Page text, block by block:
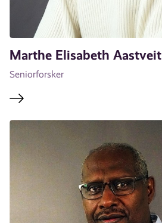
Marthe Elisabeth Aastveit
Seniorforsker